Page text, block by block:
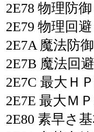
2E78 物理防御
2E79 物理回避
2E7A 魔法防御
2E7B 魔法回避
2E7C 最大Ｈ
2E7E 最大Ｍ
2E80 素早さ